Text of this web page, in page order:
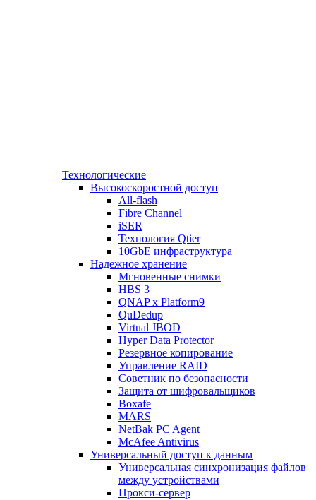
Технологические
Высокоскоростной доступ
All-flash
Fibre Channel
iSER
Технология Qtier
10GbE инфраструктура
Надежное хранение
Мгновенные снимки
HBS 3
QNAP x Platform9
QuDedup
Virtual JBOD
Hyper Data Protector
Резервное копирование
Управление RAID
Советник по безопасности
Защита от шифровальщиков
Boxafe
MARS
NetBak PC Agent
McAfee Antivirus
Универсальный доступ к данным
Универсальная синхронизация файлов
между устройствами
Прокси-сервер